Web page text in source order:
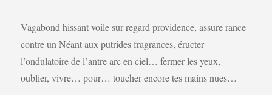
Vagabond hissant voile sur regard providence, assure rance
contre un Néant aux putrides fragrances, éructer
l’ondulatoire de l’antre arc en ciel… fermer les yeux,
oublier, vivre… pour… toucher encore tes mains nues…